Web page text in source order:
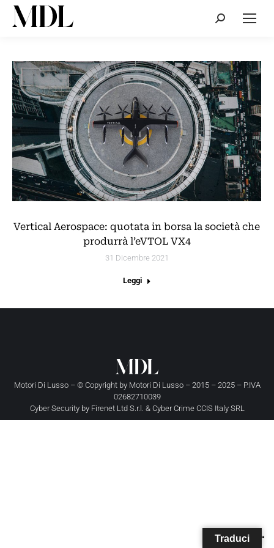
Cerca:
Vertical Aerospace: quotata in borsa la società che
produrrà l’eVTOL VX4
31 Dicembre 2021
Leggi
Motori Di Lusso – © Copyright by Motori Di Lusso– 2015 – 2025 – P.IVA
02682710039
Cyber Security by Firenet Ltd S.r.l. & Cyber Crime CCIS Italy SRL
Traduci